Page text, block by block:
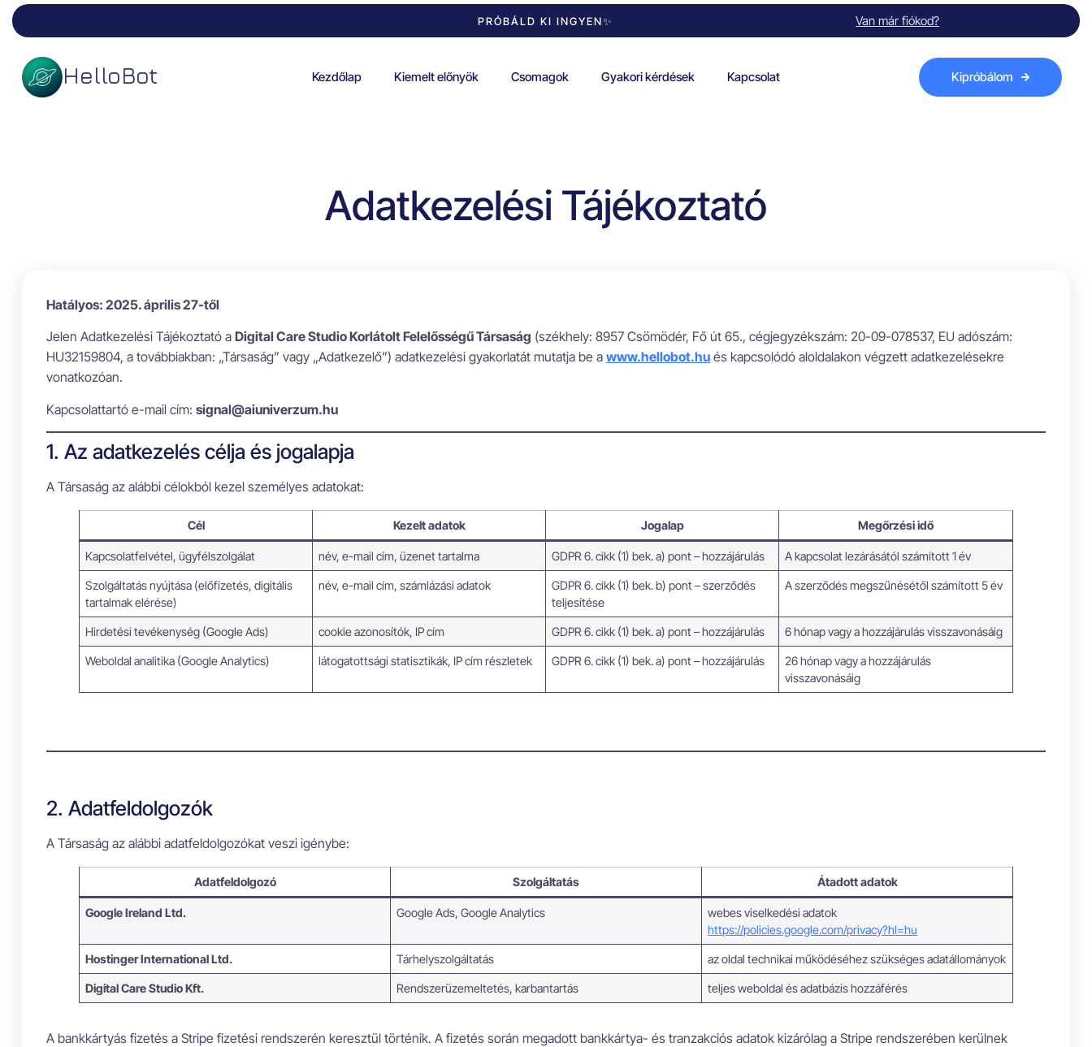
PRÓBÁLD KI INGYEN✨ Van már fiókod?
HelloBot Kezdőlap Kiemelt előnyök Csomagok Gyakori kérdések Kapcsolat Kipróbálom
Adatkezelési Tájékoztató
Hatályos: 2025. április 27-től
Jelen Adatkezelési Tájékoztató a Digital Care Studio Korlátolt Felelősségű Társaság (székhely: 8957 Csömödér, Fő út 65., cégjegyzékszám: 20-09-078537, EU adószám:
HU32159804, a továbbiakban: „Társaság” vagy „Adatkezelő”) adatkezelési gyakorlatát mutatja be a www.hellobot.hu és kapcsolódó aloldalakon végzett adatkezelésekre
vonatkozóan.
Kapcsolattartó e-mail cím: signal@aiuniverzum.hu
1. Az adatkezelés célja és jogalapja
A Társaság az alábbi célokból kezel személyes adatokat:
Cél Kezelt adatok Jogalap Megőrzési idő
Kapcsolatfelvétel, ügyfélszolgálat név, e-mail cím, üzenet tartalma GDPR 6. cikk (1) bek. a) pont – hozzájárulás A kapcsolat lezárásától számított 1 év
Szolgáltatás nyújtása (előfizetés, digitális
tartalmak elérése)
név, e-mail cím, számlázási adatok
GDPR 6. cikk (1) bek. b) pont – szerződés
teljesítése
A szerződés megszűnésétől számított 5 év
Hirdetési tevékenység (Google Ads) cookie azonosítók, IP cím GDPR 6. cikk (1) bek. a) pont – hozzájárulás 6 hónap vagy a hozzájárulás visszavonásáig
Weboldal analitika (Google Analytics) látogatottsági statisztikák, IP cím részletek GDPR 6. cikk (1) bek. a) pont – hozzájárulás
26 hónap vagy a hozzájárulás
visszavonásáig
2. Adatfeldolgozók
A Társaság az alábbi adatfeldolgozókat veszi igénybe:
Adatfeldolgozó Szolgáltatás Átadott adatok
Google Ireland Ltd. Google Ads, Google Analytics
webes viselkedési adatok
https://policies.google.com/privacy?hl=hu
Hostinger International Ltd. Tárhelyszolgáltatás az oldal technikai működéséhez szükséges adatállományok
Digital Care Studio Kft. Rendszerüzemeltetés, karbantartás teljes weboldal és adatbázis hozzáférés
A bankkártyás fizetés a Stripe fizetési rendszerén keresztül történik. A fizetés során megadott bankkártya- és tranzakciós adatok kizárólag a Stripe rendszerében kerülnek